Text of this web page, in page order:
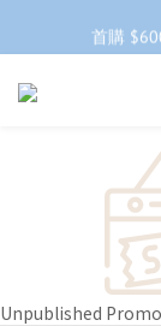
首購
首購會
Unpublished